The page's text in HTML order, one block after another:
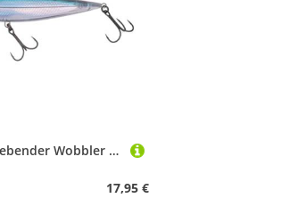
ZECK - Schwebender Wobbler - Dundee 13,5 cm | 3,5 m SP - Baitfish
17,95 €